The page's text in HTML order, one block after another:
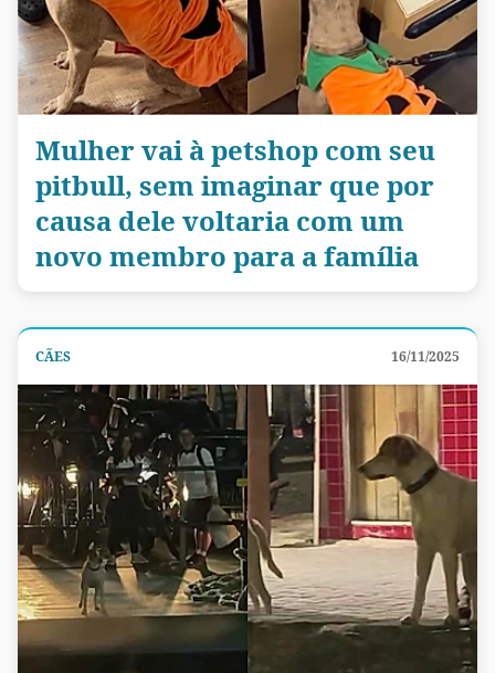
Mulher vai à petshop com seu
pitbull, sem imaginar que por
causa dele voltaria com um
novo membro para a família
CÃES 16/11/2025